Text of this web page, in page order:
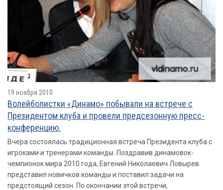
19 ноября 2010
Волейболистки «Динамо» побывали на встрече с
Президентом клуба и провели предсезонную пресс-
конференцию.
Вчера состоялась традиционная встреча Президента клуба с
игроками и тренерами команды. Поздравив динамовок-
чемпионок мира 2010 года, Евгений Николаевич Ловырев
представил новичков команды и поставил задачи на
предстоящий сезон. По окончании этой встречи,